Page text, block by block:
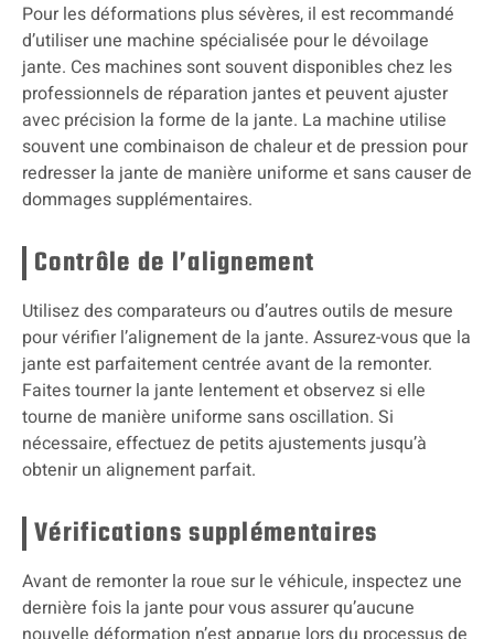
Pour les déformations plus sévères, il est recommandé
d’utiliser une machine spécialisée pour le dévoilage
jante. Ces machines sont souvent disponibles chez les
professionnels de réparation jantes et peuvent ajuster
avec précision la forme de la jante. La machine utilise
souvent une combinaison de chaleur et de pression pour
redresser la jante de manière uniforme et sans causer de
dommages supplémentaires.
Contrôle de l’alignement
Utilisez des comparateurs ou d’autres outils de mesure
pour vérifier l’alignement de la jante. Assurez-vous que la
jante est parfaitement centrée avant de la remonter.
Faites tourner la jante lentement et observez si elle
tourne de manière uniforme sans oscillation. Si
nécessaire, effectuez de petits ajustements jusqu’à
obtenir un alignement parfait.
Vérifications supplémentaires
Avant de remonter la roue sur le véhicule, inspectez une
dernière fois la jante pour vous assurer qu’aucune